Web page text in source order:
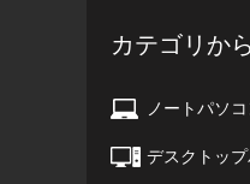
カテゴリか
ノートパソ
デスクトッ